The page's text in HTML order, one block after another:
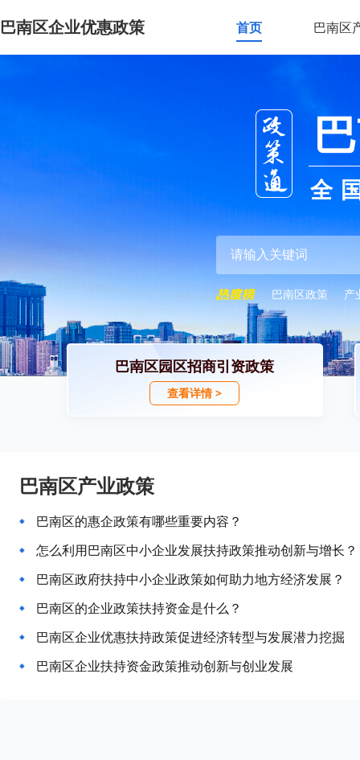
巴南区企业优惠政策 首页 巴南区
全
巴南区政策 产
巴南区园区招商引资政策
查看详情 >
巴南区产业政策
巴南区的惠企政策有哪些重要内容？
怎么利用巴南区中小企业发展扶持政策推动创新与增长？
巴南区政府扶持中小企业政策如何助力地方经济发展？
巴南区的企业政策扶持资金是什么？
巴南区企业优惠扶持政策促进经济转型与发展潜力挖掘
巴南区企业扶持资金政策推动创新与创业发展